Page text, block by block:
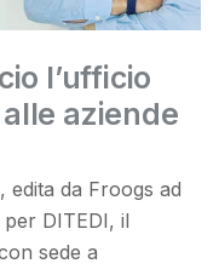
l’ufficio
aziende
edita da Froogs ad
per DITEDI, il
sede a